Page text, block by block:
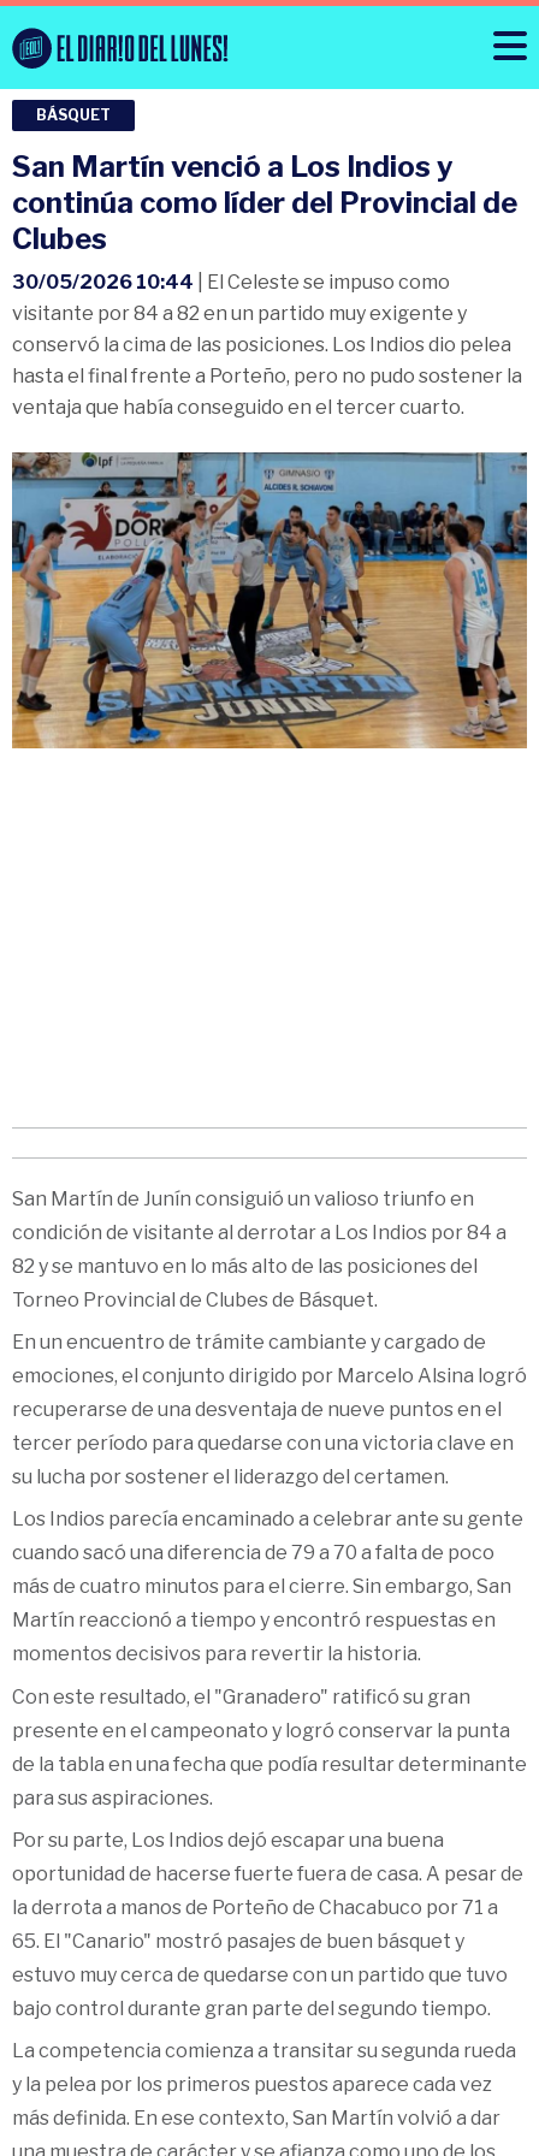
BÁSQUET
San Martín venció a Los Indios y
continúa como líder del Provincial de
Clubes
30/05/2026 10:44 | El Celeste se impuso como
visitante por 84 a 82 en un partido muy exigente y
conservó la cima de las posiciones. Los Indios dio pelea
hasta el final frente a Porteño, pero no pudo sostener la
ventaja que había conseguido en el tercer cuarto.
San Martín de Junín consiguió un valioso triunfo en
condición de visitante al derrotar a Los Indios por 84 a
82 y se mantuvo en lo más alto de las posiciones del
Torneo Provincial de Clubes de Básquet.
En un encuentro de trámite cambiante y cargado de
emociones, el conjunto dirigido por Marcelo Alsina logró
recuperarse de una desventaja de nueve puntos en el
tercer período para quedarse con una victoria clave en
su lucha por sostener el liderazgo del certamen.
Los Indios parecía encaminado a celebrar ante su gente
cuando sacó una diferencia de 79 a 70 a falta de poco
más de cuatro minutos para el cierre. Sin embargo, San
Martín reaccionó a tiempo y encontró respuestas en
momentos decisivos para revertir la historia.
Con este resultado, el "Granadero" ratificó su gran
presente en el campeonato y logró conservar la punta
de la tabla en una fecha que podía resultar determinante
para sus aspiraciones.
Por su parte, Los Indios dejó escapar una buena
oportunidad de hacerse fuerte fuera de casa. A pesar de
la derrota a manos de Porteño de Chacabuco por 71 a
65. El "Canario" mostró pasajes de buen básquet y
estuvo muy cerca de quedarse con un partido que tuvo
bajo control durante gran parte del segundo tiempo.
La competencia comienza a transitar su segunda rueda
y la pelea por los primeros puestos aparece cada vez
más definida. En ese contexto, San Martín volvió a dar